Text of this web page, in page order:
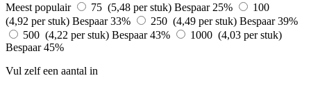
Meest populair
75 (5,48 per stuk) Bespaar 25%
100
(4,92 per stuk) Bespaar 33% 250 (4,49 per stuk) Bespaar 39%
500 (4,22 per stuk) Bespaar 43%
1000 (4,03 per stuk)
Bespaar 45%
Vul zelf een aantal in